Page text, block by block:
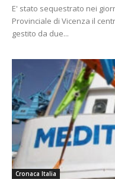
E' stato sequestrato nei
Provinciale di Vicenza il
gestito da due...
Cronaca Italia